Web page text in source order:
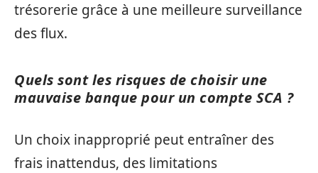
trésorerie grâce à une meilleure surveillance
des flux.
Quels sont les risques de choisir une
mauvaise banque pour un compte SCA ?
Un choix inapproprié peut entraîner des
frais inattendus, des limitations